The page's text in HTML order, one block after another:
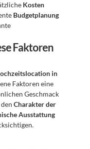
Kosten
Budgetplanung
Faktoren
in
Faktoren eine
Geschmack
Charakter der
Ausstattung